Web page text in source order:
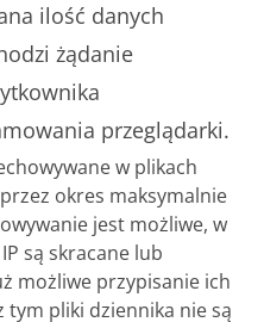
ilość danych
żądanie
przeglądarki.
w plikach
okres maksymalnie
jest możliwe, w
są skracane lub
możliwe przypisanie ich
tym pliki dziennika nie są